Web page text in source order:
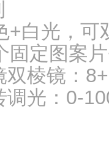
+白光，可
固定图案
棱镜：
调光：0-